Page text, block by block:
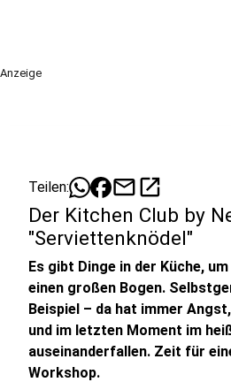
Anzeige
Teilen: mailopen_in_new
Der Kitchen Club by
"Serviettenknödel"
Es gibt Dinge in der Küche,
einen großen Bogen.
Beispiel – da hat immer
und im letzten Moment im
auseinanderfallen. Zeit für
Workshop.